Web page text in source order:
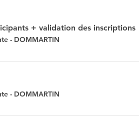
+ validation des inscriptions
- DOMMARTIN
- DOMMARTIN